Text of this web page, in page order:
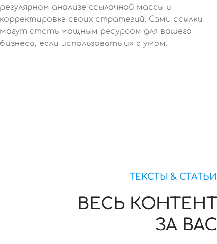
регулярном анализе ссылочной массы и
корректировке своих стратегий. Сами ссылки
могут стать мощным ресурсом для вашего
бизнеса, если использовать их с умом.
ТЕКСТЫ & СТАТЬИ
ВЕСЬ КОНТЕНТ
ЗА ВАС